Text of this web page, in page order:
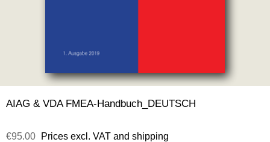
AIAG & VDA FMEA-Handbuch_DEUTSCH
€95.00 Prices excl. VAT and shipping